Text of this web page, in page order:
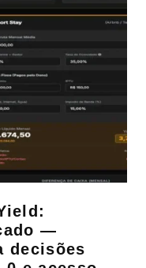
—
decisões